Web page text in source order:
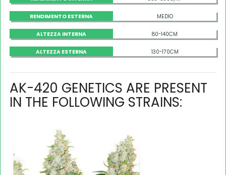
RENDIMENTO ESTERNA MEDIO
ALTEZZA INTERNA 80-140CM
ALTEZZA ESTERNA 130-170CM
AK-420 GENETICS ARE PRESENT
IN THE FOLLOWING STRAINS: